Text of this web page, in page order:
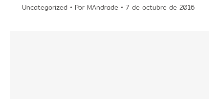
Uncategorized Por MAndrade 7 de octubre de 2016